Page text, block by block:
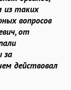
из таких
вопросов
от
за
действовал